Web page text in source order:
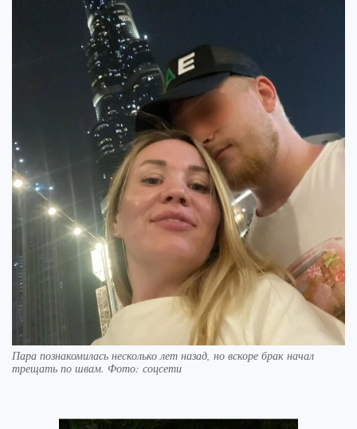
Пара познакомилась несколько лет назад, но вскоре брак начал
трещать по швам. Фото: соцсети